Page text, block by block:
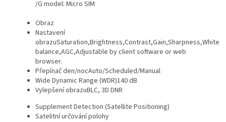
/G model: Micro SIM
Obraz
Nastavení
obrazuSaturation,Brightness,Contrast,Gain,Sharpness,White
balance,AGC,Adjustable by client software or web
browser.
Přepínač den/nocAuto/Scheduled/Manual
Wide Dynamic Range (WDR)140 dB
Vylepšení obrazuBLC, 3D DNR
Supplement Detection (Satellite Positioning)
Satelitní určování polohy